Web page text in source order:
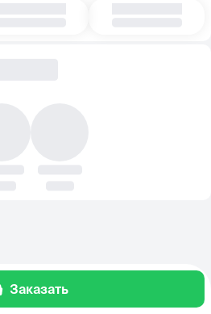
Заказать